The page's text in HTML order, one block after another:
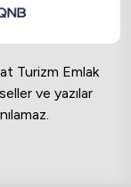
Turizm Emlak
ve yazılar